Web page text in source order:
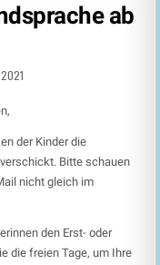
ab
der Kinder die
Bitte schauen
nicht gleich im
den Erst- oder
die freien Tage, um Ihre